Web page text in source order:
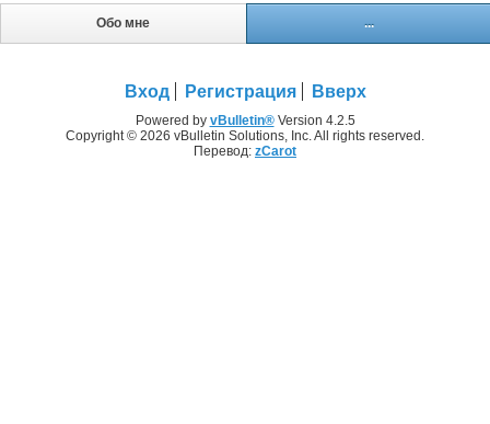
Обо мне ...
Вход Регистрация Вверх
Powered by vBulletin®Version 4.2.5
Copyright © 2026 vBulletin Solutions, Inc. All rights reserved.
Перевод: zCarot